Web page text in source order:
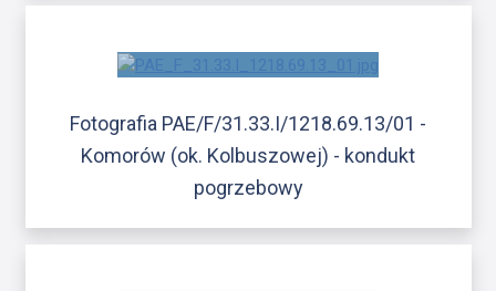
Fotografia PAE/F/31.33.I/1218.69.13/01 -
Komorów (ok. Kolbuszowej) - kondukt
pogrzebowy